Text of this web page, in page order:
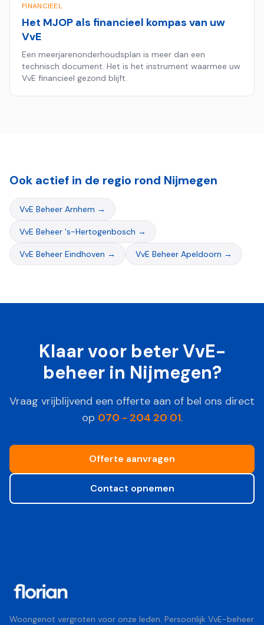
FINANCIEEL
Het MJOP als financieel kompas van uw
VvE
Een meerjarenonderhoudsplan is meer dan een
technisch document. Het is het instrument waarmee uw
VvE financieel gezond blijft.
Ook actief in de regio rond Nijmegen
VvE Beheer Arnhem →
VvE Beheer 's-Hertogenbosch →
VvE Beheer Eindhoven → VvE Beheer Apeldoorn →
Klaar voor beter VvE-
beheer in Nijmegen?
Vraag vrijblijvend een offerte aan of bel ons direct
op 070 - 204 20 01.
Offerte aanvragen
Contact opnemen
Woongenot vergroten voor onze leden. Persoonlijk VvE-beheer